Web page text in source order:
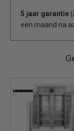
5 jaar garantie
een maand na